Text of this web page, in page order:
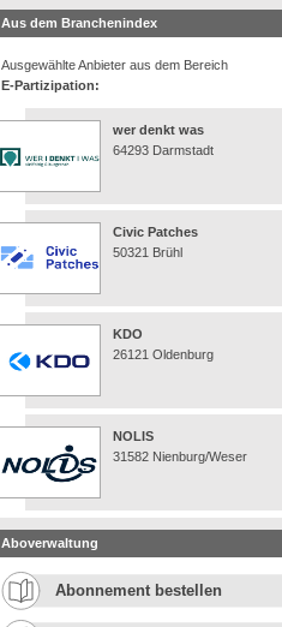
Aus dem Branchenindex
Ausgewählte Anbieter aus dem Bereich
E-Partizipation:
wer denkt was
64293 Darmstadt
Civic Patches
50321 Brühl
KDO
26121 Oldenburg
NOLIS
31582 Nienburg/Weser
Aboverwaltung
Abonnement bestellen